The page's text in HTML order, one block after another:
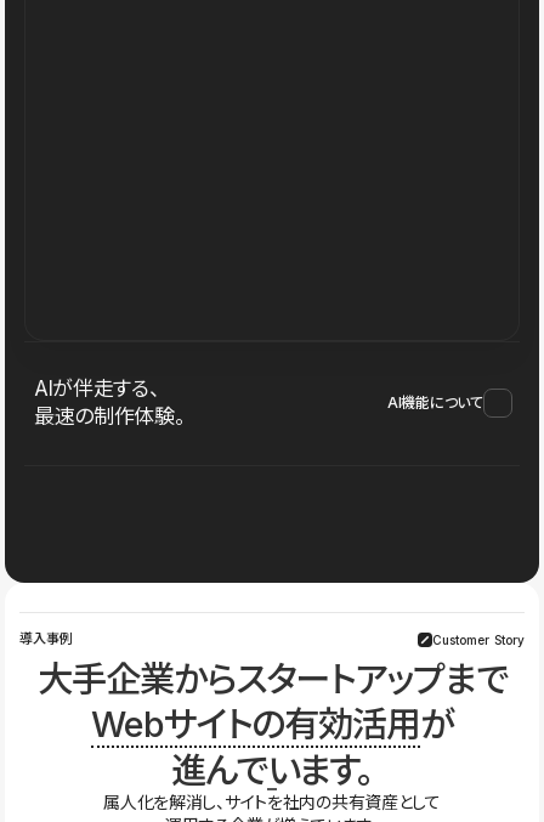
AIが伴走する、
最速の制作体験。
AI機能について
導入事例 Customer Story
大手企業からスタートアップまで
Webサイトの有効活用が
進んでいます。
属人化を解消し、サイトを社内の共有資産として